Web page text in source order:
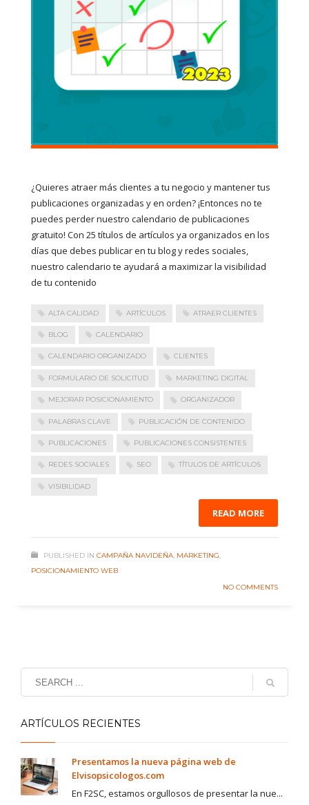
¿Quieres atraer más clientes a tu negocio y mantener tus
publicaciones organizadas y en orden? ¡Entonces no te
puedes perder nuestro calendario de publicaciones
gratuito! Con 25 títulos de artículos ya organizados en los
días que debes publicar en tu blog y redes sociales,
nuestro calendario te ayudará a maximizar la visibilidad
de tu contenido
ALTA CALIDAD ARTÍCULOS ATRAER CLIENTES
BLOG CALENDARIO
CALENDARIO ORGANIZADO CLIENTES
FORMULARIO DE SOLICITUD MARKETING DIGITAL
MEJORAR POSICIONAMIENTO ORGANIZADOR
PALABRAS CLAVE PUBLICACIÓN DE CONTENIDO
PUBLICACIONES PUBLICACIONES CONSISTENTES
REDES SOCIALES SEO TÍTULOS DE ARTÍCULOS
VISIBILIDAD
READ MORE
PUBLISHED IN CAMPAÑA NAVIDEÑA, MARKETING,
POSICIONAMIENTO WEB
NO COMMENTS
ARTÍCULOS RECIENTES
Presentamos la nueva página web de
Elvisopsicologos.com
En F2SC, estamos orgullosos de presentar la nue...